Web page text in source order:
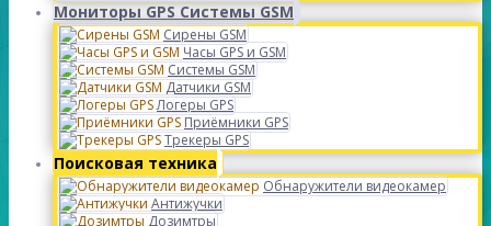
Мониторы GPS Системы GSM
Сирены GSM
Часы GPS и GSM
Системы GSM
Датчики GSM
Логеры GPS
Приёмники GPS
Трекеры GPS
Поисковая техника
Обнаружители видеокамер
Антижучки
Дозимтры